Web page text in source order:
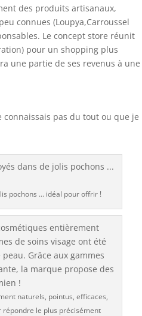
des produits artisanaux,
connues (Loupya,Carroussel
Le concept store réunit
pour un shopping plus
une partie de ses revenus à une
pas du tout ou que je
pochons … idéal pour offrir !
naturels, pointus, efficaces,
répondre le plus précisément